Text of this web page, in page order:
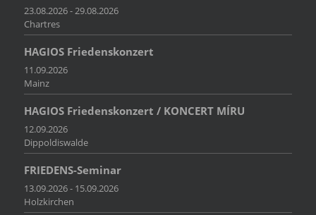
23.08.2026 - 29.08.2026
Chartres
HAGIOS Friedenskonzert
11.09.2026
Mainz
HAGIOS Friedenskonzert / KONCERT MÍRU
12.09.2026
Dippoldiswalde
FRIEDENS-Seminar
13.09.2026 - 15.09.2026
Holzkirchen